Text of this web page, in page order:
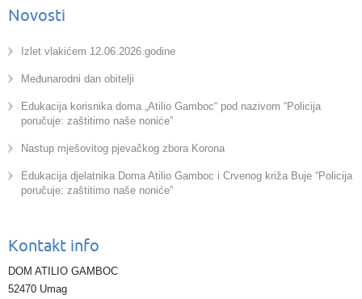
Novosti
Izlet vlakićem 12.06.2026.godine
Međunarodni dan obitelji
Edukacija korisnika doma „Atilio Gamboc“ pod nazivom “Policija
poručuje: zaštitimo naše noniće”
Nastup mješovitog pjevačkog zbora Korona
Edukacija djelatnika Doma Atilio Gamboc i Crvenog križa Buje “Policija
poručuje: zaštitimo naše noniće”
Kontakt info
DOM ATILIO GAMBOC
52470 Umag